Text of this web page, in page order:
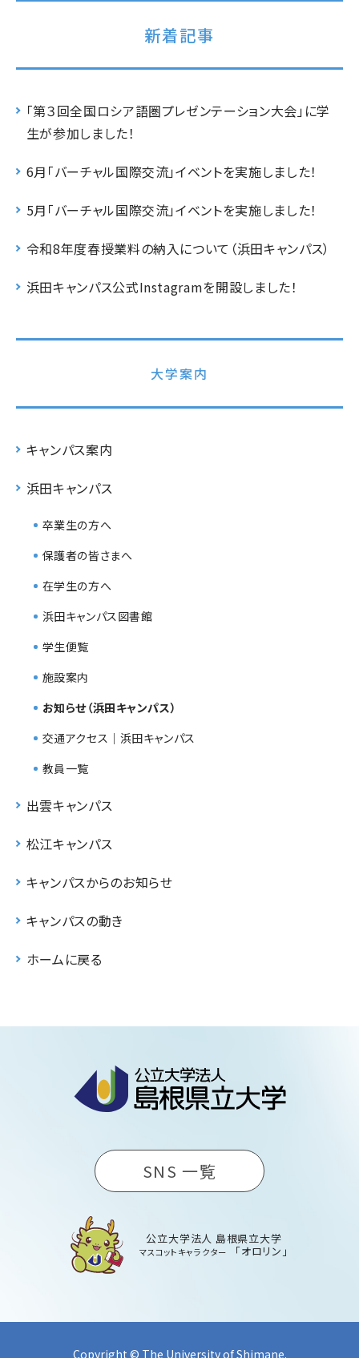
新着記事
「第３回全国ロシア語圏プレゼンテーション大会」に学
生が参加しました！
6月「バーチャル国際交流」イベントを実施しました！
5月「バーチャル国際交流」イベントを実施しました！
令和8年度春授業料の納入について（浜田キャンパス）
浜田キャンパス公式Instagramを開設しました！
大学案内
キャンパス案内
浜田キャンパス
卒業生の方へ
保護者の皆さまへ
在学生の方へ
浜田キャンパス図書館
学生便覧
施設案内
お知らせ（浜田キャンパス）
交通アクセス｜浜田キャンパス
教員一覧
出雲キャンパス
松江キャンパス
キャンパスからのお知らせ
キャンパスの動き
ホームに戻る
SNS 一覧
公立大学法人 島根県立大学
マスコットキャラクター 「オロリン」
Copyright © The University of Shimane.